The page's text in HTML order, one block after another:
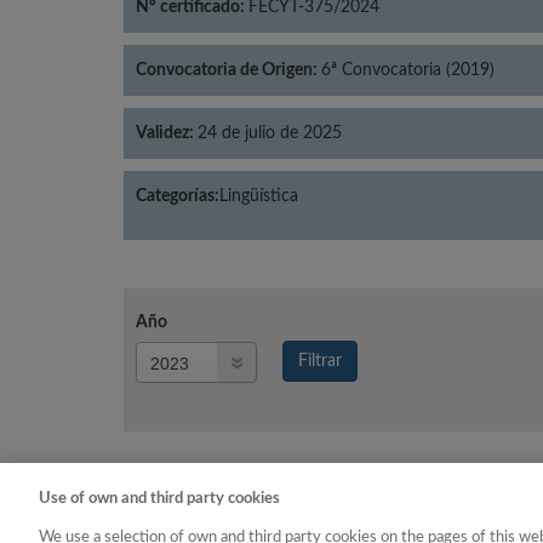
Nº certificado: FECYT-375/2024
Convocatoria de Origen: 6ª Convocatoria (2019)
Validez: 24 de julio de 2025
Categorías: Lingüística
Año
Filtrar
Año
Use of own and third party cookies
We use a selection of own and third party cookies on the pages of this